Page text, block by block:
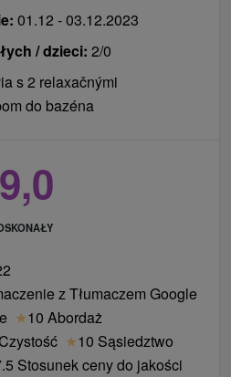
01.12 - 03.12.2023
/ dzieci: 2/0
s 2 relaxačnými
do bazéna
9,0
z Tłumaczem Google
★10 Abordaż
★10 Sąsiedztwo
Stosunek ceny do jakości